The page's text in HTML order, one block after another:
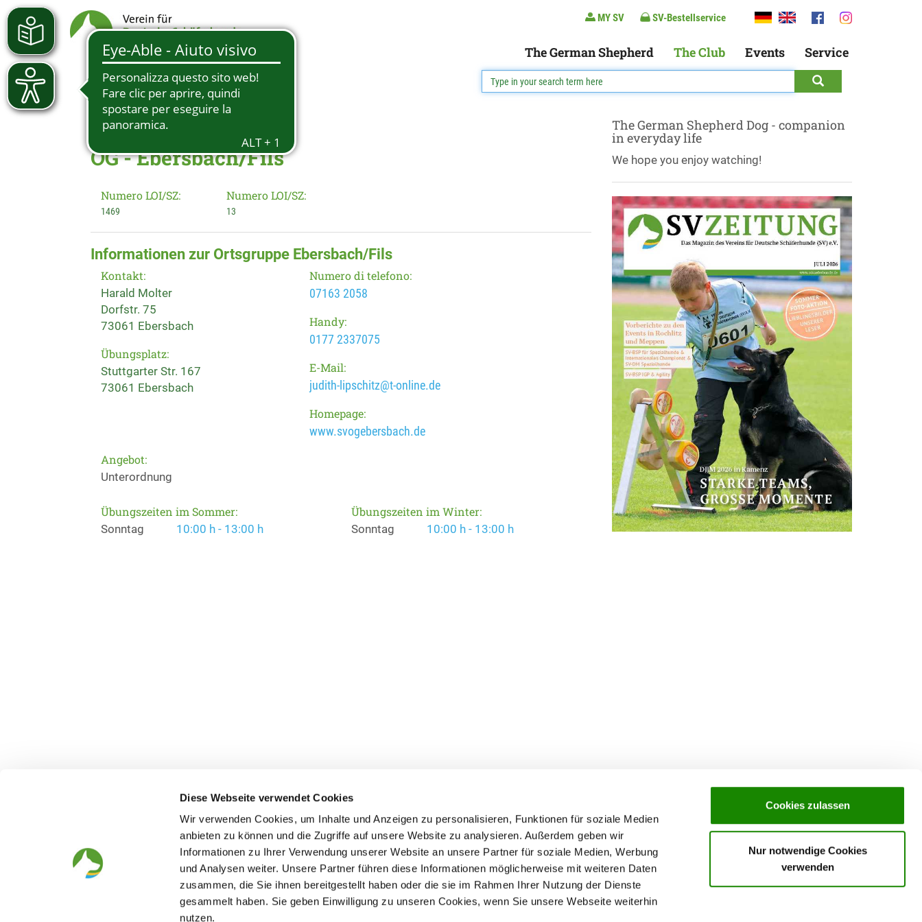
Diese Webseite verwendet Cookies
Wir verwenden Cookies, um Inhalte und Anzeigen zu personalisieren, Funktionen für soziale Medien
anbieten zu können und die Zugriffe auf unsere Website zu analysieren. Außerdem geben wir
Informationen zu Ihrer Verwendung unserer Website an unsere Partner für soziale Medien, Werbung
und Analysen weiter. Unsere Partner führen diese Informationen möglicherweise mit weiteren Daten
zusammen, die Sie ihnen bereitgestellt haben oder die sie im Rahmen Ihrer Nutzung der Dienste
gesammelt haben. Sie geben Einwilligung zu unseren Cookies, wenn Sie unsere Webseite weiterhin
nutzen.
Cookies zulassen
Nur notwendige Cookies
verwenden
MY SV SV-Bestellservice
The German Shepherd The Club Events Service
OG - Ebersbach/Fils
Numero LOI/SZ:
1469
Numero LOI/SZ:
13
Informationen zur Ortsgruppe Ebersbach/Fils
Kontakt:
Harald Molter
Dorfstr. 75
73061 Ebersbach
Übungsplatz:
Stuttgarter Str. 167
73061 Ebersbach
Numero di telefono:
07163 2058
Handy:
0177 2337075
E-Mail:
judith-lipschitz@t-online.de
Homepage:
www.svogebersbach.de
Angebot:
Unterordnung
Übungszeiten im Sommer:
Sonntag 10:00 h - 13:00 h
Übungszeiten im Winter:
Sonntag 10:00 h - 13:00 h
The German Shepherd Dog - companion
in everyday life
We hope you enjoy watching!
The German Shepherd
Everything about the breed
Breeding and upbringing
The Club
Structur
SV magazine
Events
Association's main events
Supra-regional events VDH/FCI
Service
Become a member
Paymentsystem